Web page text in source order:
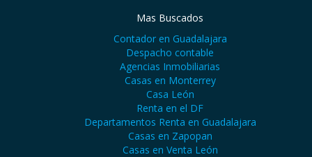
Mas Buscados
Contador en Guadalajara
Despacho contable
Agencias Inmobiliarias
Casas en Monterrey
Casa León
Renta en el DF
Departamentos Renta en Guadalajara
Casas en Zapopan
Casas en Venta León